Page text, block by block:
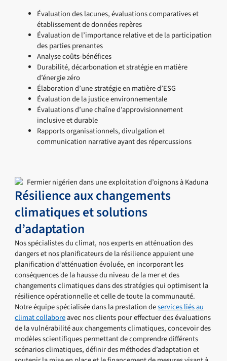
Évaluation des lacunes, évaluations comparatives et
établissement de données repères
Évaluation de l’importance relative et de la participation
des parties prenantes
Analyse coûts-bénéfices
Durabilité, décarbonation et stratégie en matière
d’énergie zéro
Élaboration d’une stratégie en matière d’ESG
Évaluation de la justice environnementale
Évaluations d’une chaîne d’approvisionnement
inclusive et durable
Rapports organisationnels, divulgation et
communication narrative ayant des répercussions
Résilience aux changements
climatiques et solutions
d’adaptation
Nos spécialistes du climat, nos experts en atténuation des
dangers et nos planificateurs de la résilience appuient une
planification d’atténuation évoluée, en incorporant les
conséquences de la hausse du niveau de la mer et des
changements climatiques dans des stratégies qui optimisent la
résilience opérationnelle et celle de toute la communauté.
Notre équipe spécialisée dans la prestation deservices liés au
climat collaboreavec nos clients pour effectuer des évaluations
de la vulnérabilité aux changements climatiques, concevoir des
modèles scientifiques permettant de comprendre différents
scénarios climatiques, définir des méthodes d’adaptation et